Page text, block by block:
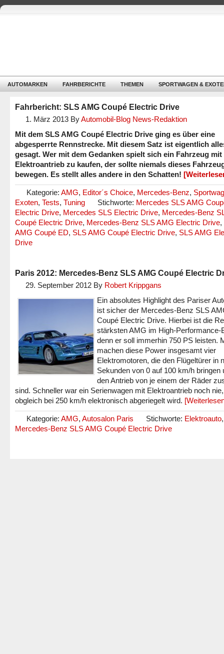
AUTOMARKEN FAHRBERICHTE THEMEN SPORTWAGEN &
Fahrbericht: SLS AMG Coupé Electric Drive
1. März 2013 ByAutomobil-Blog News-Redaktion
Mit dem SLS AMG Coupé Electric Drive ging es über eine
abgesperrte Rennstrecke. Mit diesem Satz ist eigentlich
gesagt. Wer mit dem Gedanken spielt sich ein Fahrzeug mit
Elektroantrieb zu kaufen, der sollte niemals dieses
bewegen. Es stellt alles andere in den Schatten!
Kategorie: AMG, Editor´s Choice, Mercedes-Benz,
Exoten, Tests, Tuning Stichworte: Mercedes SLS AMG
Electric Drive, Mercedes SLS Electric Drive, Mercedes-Benz
Coupé Electric Drive, Mercedes-Benz SLS AMG Electric Drive,
AMG Coupé ED, SLS AMG Coupé Electric Drive, SLS AMG
Drive
Paris 2012: Mercedes-Benz SLS AMG Coupé Electric
29. September 2012 By Robert Krippgans
Ein absolutes Highlight des Pariser
ist sicher der Mercedes-Benz SLS
Coupé Electric Drive. Hierbei ist die
stärksten AMG im High-Performance-
denn er soll immerhin 750 PS leisten.
machen diese Power insgesamt vier
Elektromotoren, die den Flügeltürer in
Sekunden von 0 auf 100 km/h bringen
den Antrieb von je einem der Räder
sind. Schneller war ein Serienwagen mit Elektroantrieb noch nie,
obgleich bei 250 km/h elektronisch abgeriegelt wird.
Kategorie: AMG, Autosalon Paris Stichworte: Elektroauto,
Mercedes-Benz SLS AMG Coupé Electric Drive